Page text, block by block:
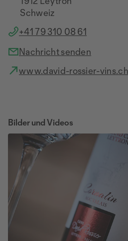
Schweiz
+41 79 310 08 61
Nachricht senden
www.david-rossier-vins.ch
Bilder und Videos